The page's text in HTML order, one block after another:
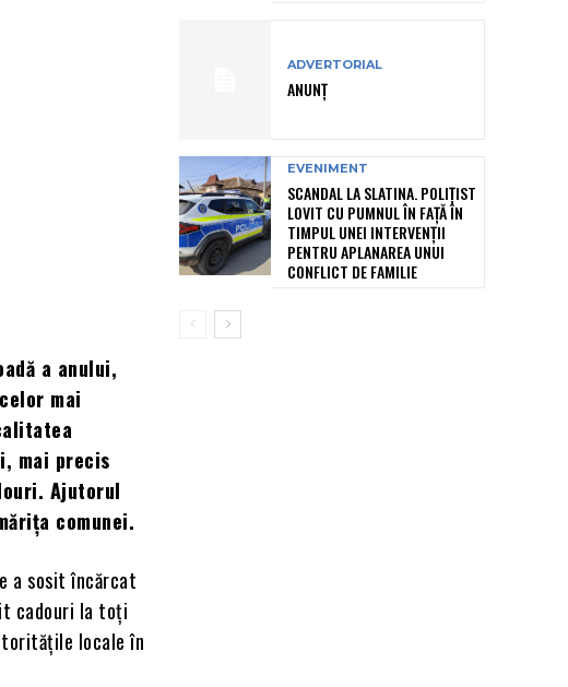
a anului,
mai
mai precis
Ajutorul
comunei.
a sosit încărcat
cadouri la toți
locale în
ADVERTORIAL
ANUNȚ
EVENIMENT
SCANDAL LA SLATINA. POLIȚIST
LOVIT CU PUMNUL ÎN FAȚĂ ÎN
TIMPUL UNEI INTERVENȚII
PENTRU APLANAREA UNUI
CONFLICT DE FAMILIE